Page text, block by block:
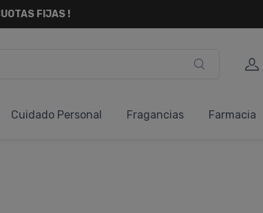
FIJAS !
Cuidado Personal Fragancias Farmacia